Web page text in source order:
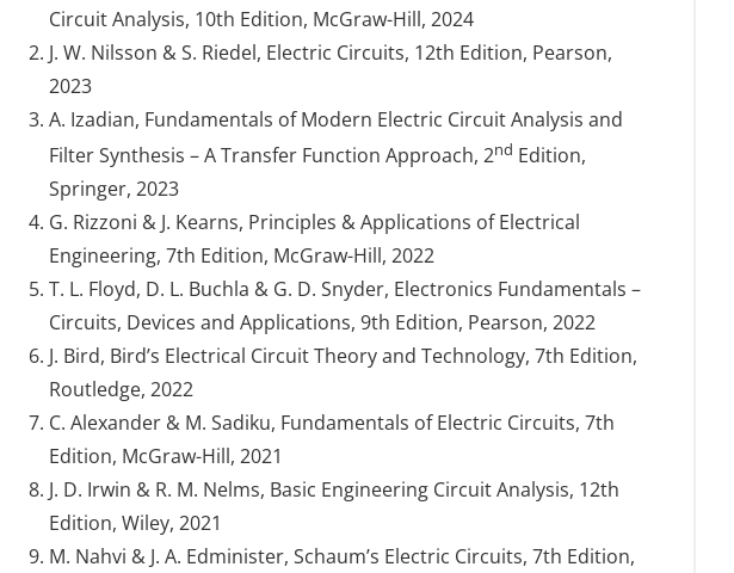
Circuit Analysis, 10th Edition, McGraw-Hill, 2024
J. W. Nilsson & S. Riedel, Electric Circuits, 12th Edition, Pearson,
2023
A. Izadian, Fundamentals of Modern Electric Circuit Analysis and
Filter Synthesis – A Transfer Function Approach, 2nd Edition,
Springer, 2023
G. Rizzoni & J. Kearns, Principles & Applications of Electrical
Engineering, 7th Edition, McGraw-Hill, 2022
T. L. Floyd, D. L. Buchla & G. D. Snyder, Electronics Fundamentals –
Circuits, Devices and Applications, 9th Edition, Pearson, 2022
J. Bird, Bird’s Electrical Circuit Theory and Technology, 7th Edition,
Routledge, 2022
C. Alexander & M. Sadiku, Fundamentals of Electric Circuits, 7th
Edition, McGraw-Hill, 2021
J. D. Irwin & R. M. Nelms, Basic Engineering Circuit Analysis, 12th
Edition, Wiley, 2021
M. Nahvi & J. A. Edminister, Schaum’s Electric Circuits, 7th Edition,